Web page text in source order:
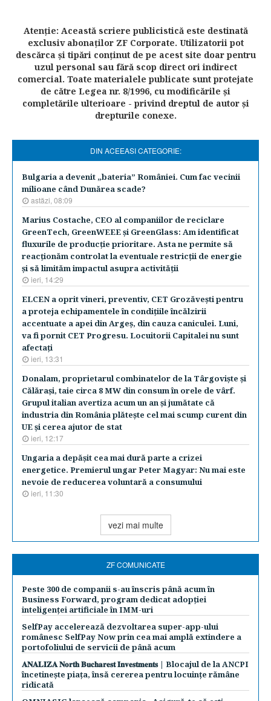
Atenţie: Această scriere publicistică este destinată
exclusiv abonaţilor ZF Corporate. Utilizatorii pot
descărca şi tipări conţinut de pe acest site doar pentru
uzul personal sau fără scop direct ori indirect
comercial. Toate materialele publicate sunt protejate
de către Legea nr. 8/1996, cu modificările şi
completările ulterioare - privind dreptul de autor şi
drepturile conexe.
DIN ACEEASI CATEGORIE:
Bulgaria a devenit „bateria” României. Cum fac vecinii
milioane când Dunărea scade?
astăzi, 08:09
Marius Costache, CEO al companiilor de reciclare
GreenTech, GreenWEEE şi GreenGlass: Am identificat
fluxurile de producţie prioritare. Asta ne permite să
reacţionăm controlat la eventuale restricţii de energie
şi să limităm impactul asupra activităţii
ieri, 14:29
ELCEN a oprit vineri, preventiv, CET Grozăveşti pentru
a proteja echipamentele în condiţiile încălzirii
accentuate a apei din Argeş, din cauza caniculei. Luni,
va fi pornit CET Progresu. Locuitorii Capitalei nu sunt
afectaţi
ieri, 13:31
Donalam, proprietarul combinatelor de la Târgovişte şi
Călăraşi, taie circa 8 MW din consum în orele de vârf.
Grupul italian avertiza acum un an şi jumătate că
industria din România plăteşte cel mai scump curent din
UE şi cerea ajutor de stat
ieri, 12:17
Ungaria a depăşit cea mai dură parte a crizei
energetice. Premierul ungar Peter Magyar: Nu mai este
nevoie de reducerea voluntară a consumului
ieri, 11:30
vezi mai multe
ZF COMUNICATE
Peste 300 de companii s-au înscris până acum în
Business Forward, program dedicat adopției
inteligenței artificiale în IMM-uri
SelfPay accelerează dezvoltarea super-app-ului
românesc SelfPay Now prin cea mai amplă extindere a
portofoliului de servicii de până acum
𝐀𝐍𝐀𝐋𝐈𝐙𝐀 𝐍𝐨𝐫𝐭𝐡 𝐁𝐮𝐜𝐡𝐚𝐫𝐞𝐬𝐭 𝐈𝐧𝐯𝐞𝐬𝐭𝐦𝐞𝐧𝐭𝐬 | Blocajul de la ANCPI
încetinește piața, însă cererea pentru locuințe rămâne
ridicată